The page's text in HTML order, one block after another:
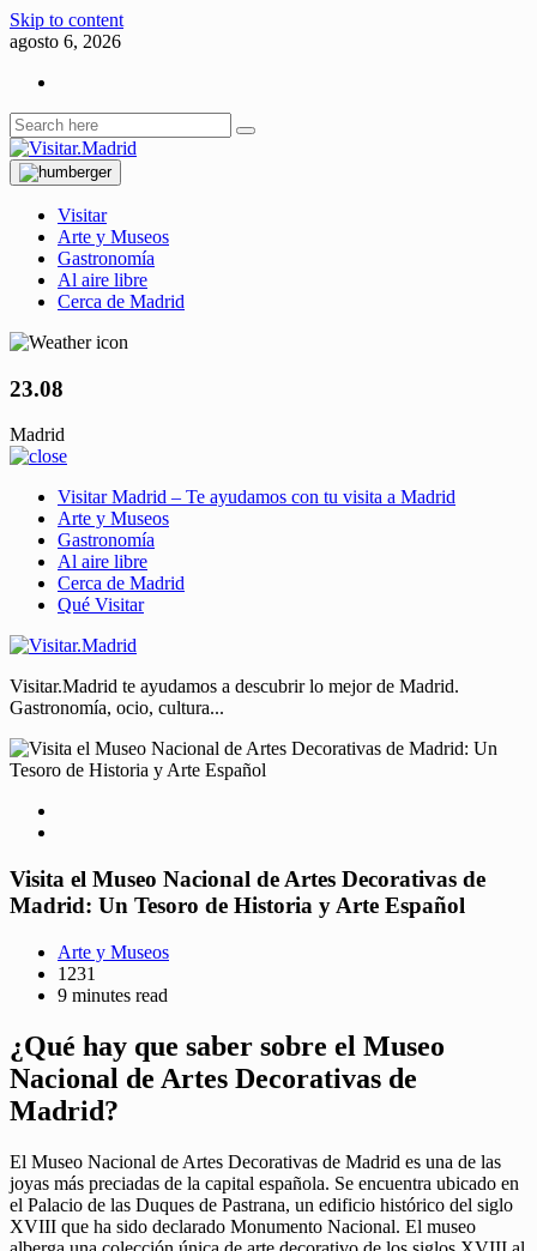
Skip to content
agosto 6, 2026
Visitar
Arte y Museos
Gastronomía
Al aire libre
Cerca de Madrid
23.08
Madrid
Visitar Madrid – Te ayudamos con tu visita a Madrid
Arte y Museos
Gastronomía
Al aire libre
Cerca de Madrid
Qué Visitar
Visitar.Madrid te ayudamos a descubrir lo mejor de Madrid.
Gastronomía, ocio, cultura...
Visita el Museo Nacional de Artes Decorativas de
Madrid: Un Tesoro de Historia y Arte Español
Arte y Museos
1231
9 minutes read
¿Qué hay que saber sobre el Museo
Nacional de Artes Decorativas de
Madrid?
El Museo Nacional de Artes Decorativas de Madrid es una de las
joyas más preciadas de la capital española. Se encuentra ubicado en
el Palacio de las Duques de Pastrana, un edificio histórico del siglo
XVIII que ha sido declarado Monumento Nacional. El museo